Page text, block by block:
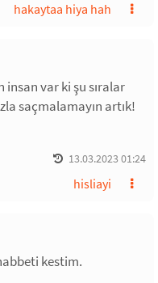
hakaytaa hiya hah
var ki şu sıralar
saçmalamayın artık!
13.03.2023 01:24
hisliayi
kestim.